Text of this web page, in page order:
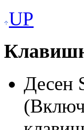
UP
Десен